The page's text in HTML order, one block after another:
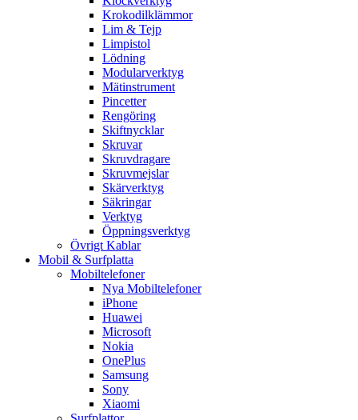
Krokodilklämmor
Lim & Tejp
Limpistol
Lödning
Modularverktyg
Mätinstrument
Pincetter
Rengöring
Skiftnycklar
Skruvar
Skruvdragare
Skruvmejslar
Skärverktyg
Säkringar
Verktyg
Öppningsverktyg
Övrigt Kablar
Mobil & Surfplatta
Mobiltelefoner
Nya Mobiltelefoner
iPhone
Huawei
Microsoft
Nokia
OnePlus
Samsung
Sony
Xiaomi